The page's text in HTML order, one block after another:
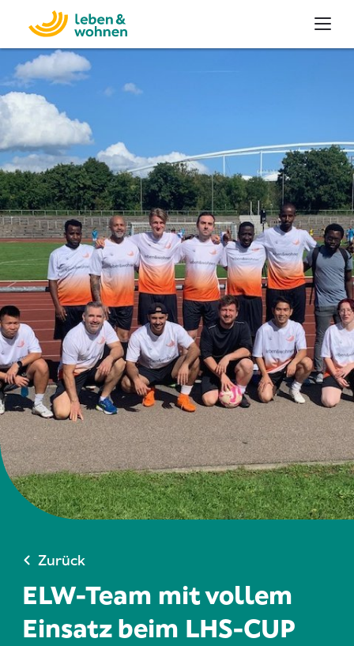
Zurück
ELW-Team mit vollem
Einsatz beim LHS-CUP